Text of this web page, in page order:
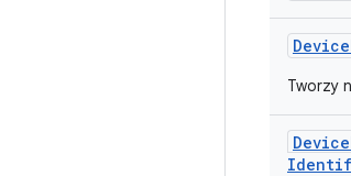
Device
Tworzy
Device